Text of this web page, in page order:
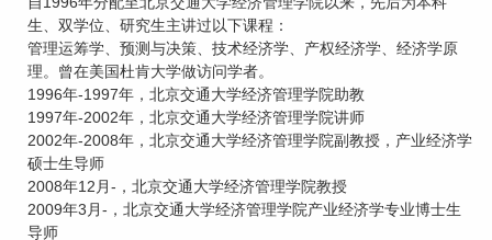
生、双学位、研究生主讲过以下课程：
管理运筹学、预测与决策、技术经济学、产权经济学、经济学原
理。曾在美国杜肯大学做访问学者。
1996年-1997年，北京交通大学经济管理学院助教
1997年-2002年，北京交通大学经济管理学院讲师
2002年-2008年，北京交通大学经济管理学院副教授，产业经济学
硕士生导师
2008年12月-，北京交通大学经济管理学院教授
2009年3月-，北京交通大学经济管理学院产业经济学专业博士生
导师